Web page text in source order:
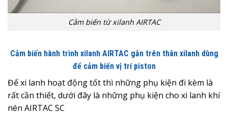
Cảm biến từ xilanh AIRTAC
Cảm biến hành trình xilanh AIRTAC gắn trên thân xilanh dùng
để cảm biến vị trí piston
Để xi lanh hoạt động tốt thì những phụ kiện đi kèm là
rất cần thiết, dưới đây là những phụ kiện cho xi lanh khí
nén AIRTAC SC